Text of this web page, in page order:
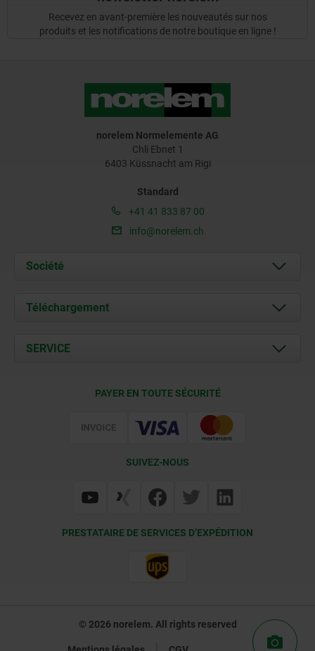
Recevez en avant-première les nouveautés sur nos
produits et les notifications de notre boutique en ligne !
norelem Normelemente AG
Chli Ebnet 1
6403 Küssnacht am Rigi
Standard
+41 41 833 87 00
info@norelem.ch
Société
À propos de nous
Contact
Téléchargement
Documents
SERVICE
PAYER EN TOUTE SÉCURITÉ
SUIVEZ-NOUS
PRESTATAIRE DE SERVICES D’EXPÉDITION
© 2026 norelem. All rights reserved